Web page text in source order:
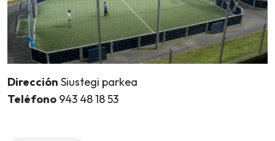
Dirección Siustegi parkea
Teléfono 943 48 18 53